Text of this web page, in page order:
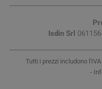
Isdin Srl
Tutti i prezzi includono l'IVA
-